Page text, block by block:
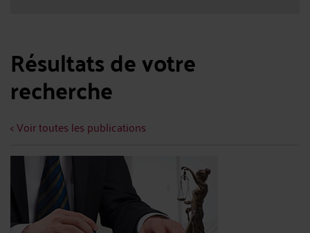
Résultats de votre
recherche
< Voir toutes les publications